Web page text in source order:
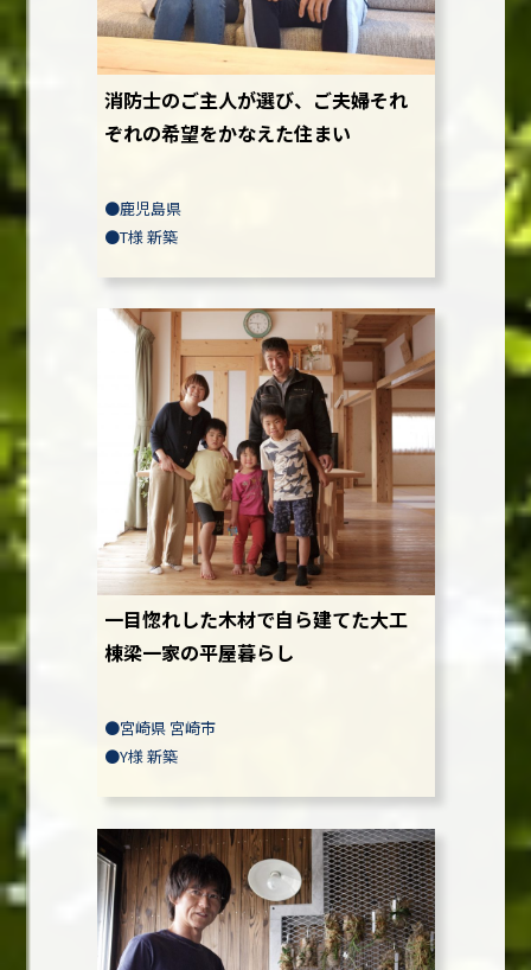
消防士のご主人が選び、ご夫婦それ
ぞれの希望をかなえた住まい
●鹿児島県
●T様新築
一目惚れした木材で自ら建てた大工
棟梁一家の平屋暮らし
●宮崎県 宮崎市
●Y様新築